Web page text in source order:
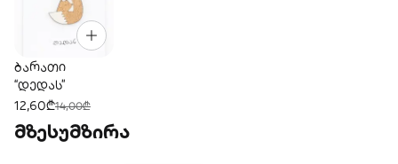
ბარათი
“დედას”
12,60₾14,00₾
მზესუმზირა